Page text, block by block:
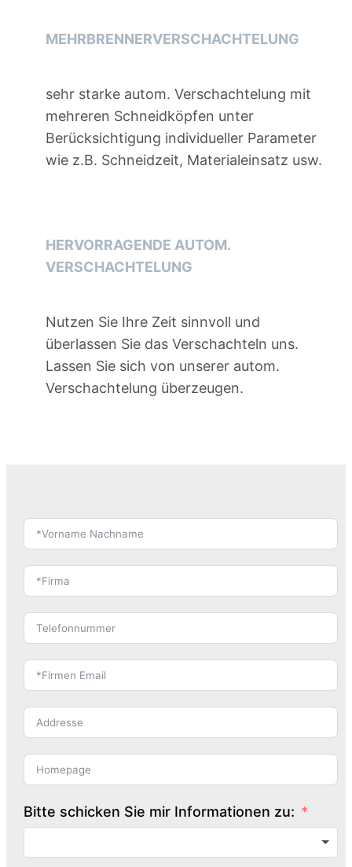
MEHRBRENNERVERSCHACHTELUNG
sehr starke autom. Verschachtelung mit
mehreren Schneidköpfen unter
Berücksichtigung individueller Parameter
wie z.B. Schneidzeit, Materialeinsatz usw.
HERVORRAGENDE AUTOM.
VERSCHACHTELUNG
Nutzen Sie Ihre Zeit sinnvoll und
überlassen Sie das Verschachteln uns.
Lassen Sie sich von unserer autom.
Verschachtelung überzeugen.
Bitte schicken Sie mir Informationen zu: